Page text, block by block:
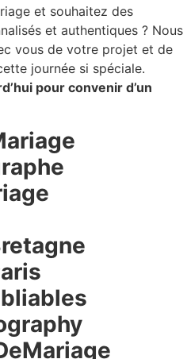
et souhaitez des
et authentiques ? Nous
vous de votre projet et de
journée si spéciale.
pour convenir d’un